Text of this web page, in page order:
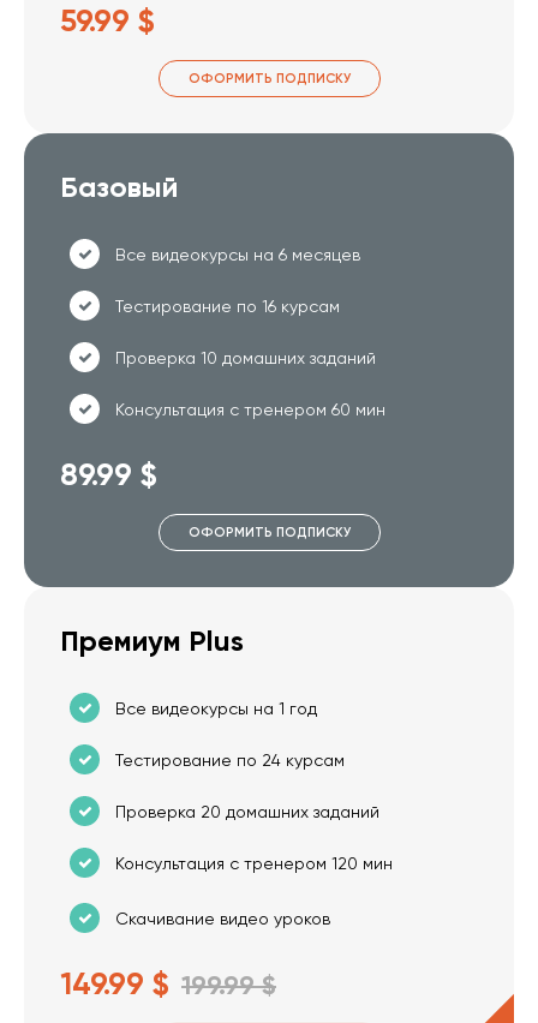
59.99 $
ОФОРМИТЬ ПОДПИСКУ
Базовый
Все видеокурсы на 6 месяцев
Тестирование по 16 курсам
Проверка 10 домашних заданий
Консультация с тренером 60 мин
89.99 $
ОФОРМИТЬ ПОДПИСКУ
Премиум Plus
Все видеокурсы на 1 год
Тестирование по 24 курсам
Проверка 20 домашних заданий
Консультация с тренером 120 мин
Скачивание видео уроков
149.99 $ 199.99 $